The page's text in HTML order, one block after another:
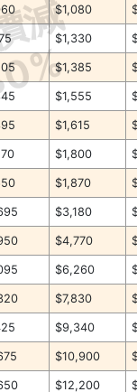
減$1,080
$1,330
$1,385
$1,555
$1,615
$1,800
$1,870
$3,180
$4,770
$6,260
$7,830
$9,340
$10,900
$12,200